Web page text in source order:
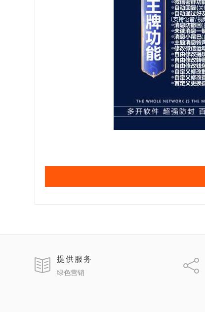
提供服务
绿色营销